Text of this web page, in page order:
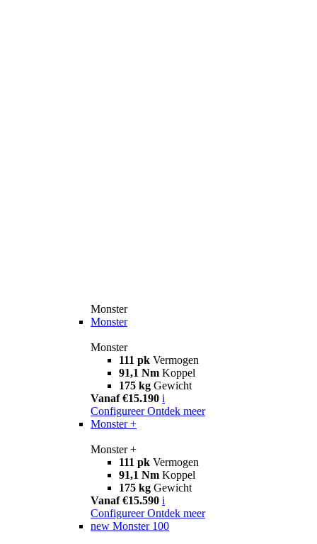
Monster
Monster
Monster
111 pk Vermogen
91,1 Nm Koppel
175 kg Gewicht
Vanaf €15.190 i
Configureer Ontdek meer
Monster +
Monster +
111 pk Vermogen
91,1 Nm Koppel
175 kg Gewicht
Vanaf €15.590 i
Configureer Ontdek meer
new Monster 100